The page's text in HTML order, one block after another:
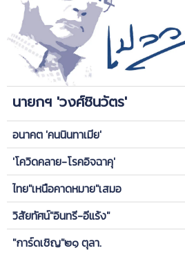
นายกฯ 'วงศ์ชินวัตร'
อนาคต 'คนนินทาเมีย'
'โควิดคลาย-โรคอิจฉาคุ'
ไทย"เหนือคาดหมาย"เสมอ
วิสัยทัศน์"อินทรี-อีแร้ง"
"การ์ดเชิญ"๒๑ ตุลา.